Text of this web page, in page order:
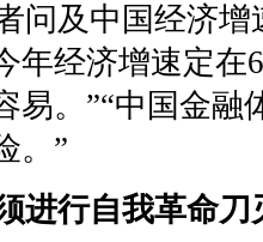
问及中国经济增
年经济增速定在
易。”“中国金融
。”
进行自我革命刀